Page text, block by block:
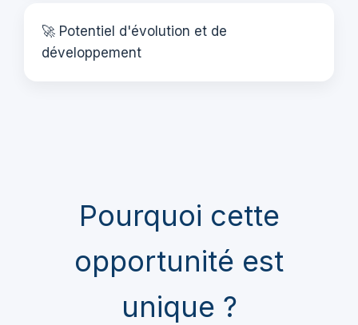
🚀 Potentiel d'évolution et de
développement
Pourquoi cette
opportunité est
unique ?